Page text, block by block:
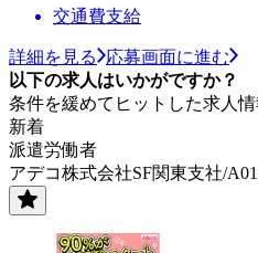
交通費支給
詳細を見る
応募画面に進む
以下の求人はいかがですか？
条件を緩めてヒットした求人
新着
派遣労働者
アデコ株式会社SF関東支社/